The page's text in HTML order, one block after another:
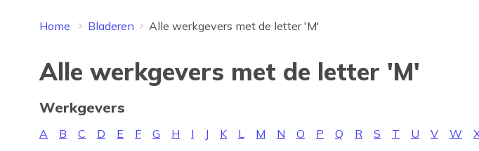
Home Bladeren Alle werkgevers met de letter 'M'
Alle werkgevers met de letter 'M'
Werkgevers
A B C D E F G H I J K L M N O P Q R S T U V W